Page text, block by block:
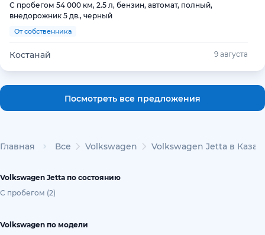
С пробегом 54 000 км, 2.5 л, бензин, автомат, полный,
внедорожник 5 дв., черный
От собственника
Костанай 9 августа
Посмотреть все предложения
Главная Все Volkswagen Volkswagen Jetta в
Volkswagen Jetta по состоянию
С пробегом (2)
Volkswagen по модели